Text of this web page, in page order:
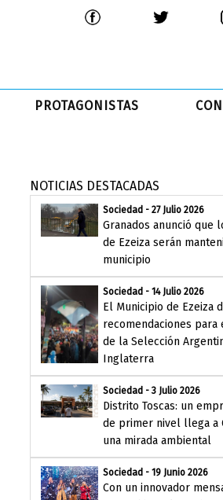
PROTAGONISTAS
NOTICIAS DESTACADAS
Sociedad - 27 Julio 2026
Granados anunció que
de Ezeiza serán
municipio
Sociedad - 14 Julio 2026
El Municipio de Ezeiza
recomendaciones para
de la Selección
Inglaterra
Sociedad - 3 Julio 2026
Distrito Toscas: un
de primer nivel llega a
una mirada ambiental
Sociedad - 19 Junio 2026
Con un innovador